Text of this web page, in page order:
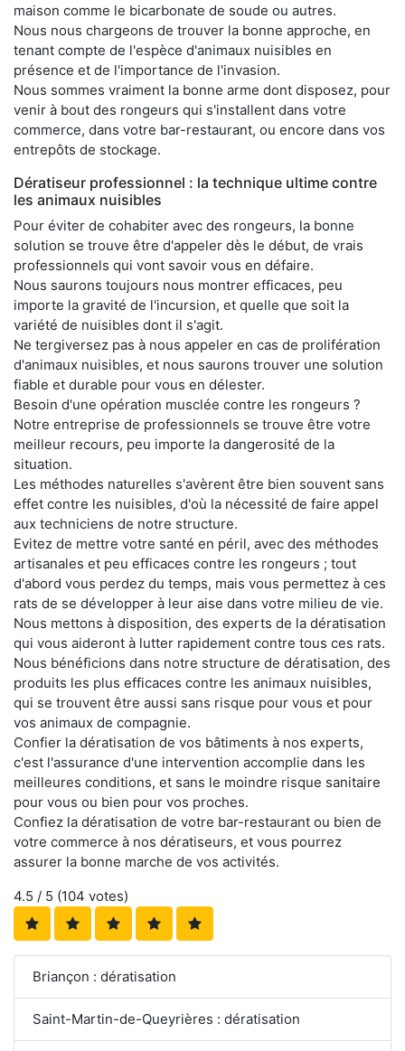
maison comme le bicarbonate de soude ou autres.
Nous nous chargeons de trouver la bonne approche, en
tenant compte de l'espèce d'animaux nuisibles en
présence et de l'importance de l'invasion.
Nous sommes vraiment la bonne arme dont disposez, pour
venir à bout des rongeurs qui s'installent dans votre
commerce, dans votre bar-restaurant, ou encore dans vos
entrepôts de stockage.
Dératiseur professionnel : la technique ultime contre
les animaux nuisibles
Pour éviter de cohabiter avec des rongeurs, la bonne
solution se trouve être d'appeler dès le début, de vrais
professionnels qui vont savoir vous en défaire.
Nous saurons toujours nous montrer efficaces, peu
importe la gravité de l'incursion, et quelle que soit la
variété de nuisibles dont il s'agit.
Ne tergiversez pas à nous appeler en cas de prolifération
d'animaux nuisibles, et nous saurons trouver une solution
fiable et durable pour vous en délester.
Besoin d'une opération musclée contre les rongeurs ?
Notre entreprise de professionnels se trouve être votre
meilleur recours, peu importe la dangerosité de la
situation.
Les méthodes naturelles s'avèrent être bien souvent sans
effet contre les nuisibles, d'où la nécessité de faire appel
aux techniciens de notre structure.
Evitez de mettre votre santé en péril, avec des méthodes
artisanales et peu efficaces contre les rongeurs ; tout
d'abord vous perdez du temps, mais vous permettez à ces
rats de se développer à leur aise dans votre milieu de vie.
Nous mettons à disposition, des experts de la dératisation
qui vous aideront à lutter rapidement contre tous ces rats.
Nous bénéficions dans notre structure de dératisation, des
produits les plus efficaces contre les animaux nuisibles,
qui se trouvent être aussi sans risque pour vous et pour
vos animaux de compagnie.
Confier la dératisation de vos bâtiments à nos experts,
c'est l'assurance d'une intervention accomplie dans les
meilleures conditions, et sans le moindre risque sanitaire
pour vous ou bien pour vos proches.
Confiez la dératisation de votre bar-restaurant ou bien de
votre commerce à nos dératiseurs, et vous pourrez
assurer la bonne marche de vos activités.
4.5 / 5 (104 votes)
Briançon : dératisation
Saint-Martin-de-Queyrières : dératisation